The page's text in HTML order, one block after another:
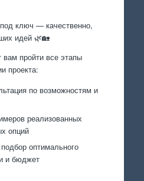
ключ — качественно,
идей 🌿🏡
пройти все этапы
проекта:
по возможностям и
реализованных
опций
оптимального
и бюджет